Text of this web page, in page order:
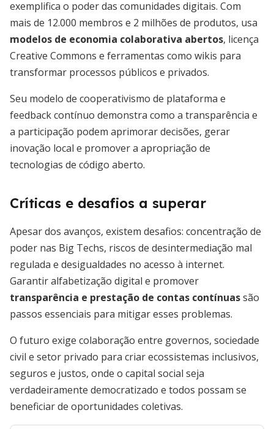
exemplifica o poder das comunidades digitais. Com
mais de 12.000 membros e 2 milhões de produtos, usa
modelos de economia colaborativa abertos, licença
Creative Commons e ferramentas como wikis para
transformar processos públicos e privados.
Seu modelo de cooperativismo de plataforma e
feedback contínuo demonstra como a transparência e
a participação podem aprimorar decisões, gerar
inovação local e promover a apropriação de
tecnologias de código aberto.
Críticas e desafios a superar
Apesar dos avanços, existem desafios: concentração de
poder nas Big Techs, riscos de desintermediação mal
regulada e desigualdades no acesso à internet.
Garantir alfabetização digital e promover
transparência e prestação de contas contínuassão
passos essenciais para mitigar esses problemas.
O futuro exige colaboração entre governos, sociedade
civil e setor privado para criar ecossistemas inclusivos,
seguros e justos, onde o capital social seja
verdadeiramente democratizado e todos possam se
beneficiar de oportunidades coletivas.